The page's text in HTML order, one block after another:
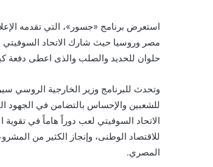
استعرض برنامج «جسور»، التي تقدمه
مصر وروسيا حيث شارك الاتحاد
حلوان للحديد والصلب والذى اعطى دفعة
وتحدث للبرنامج وزير الخارجية الروسي
للشعبين والإحساس بالتضامن في الجهود
الاتحاد السوفيتي لعب دوراً هاماً في
للاقتصاد الوطنى، وإنجاز الكثير من
المصري.